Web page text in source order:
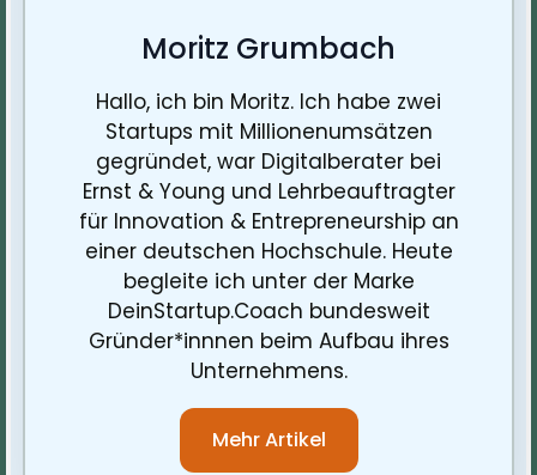
Moritz Grumbach
Hallo, ich bin Moritz. Ich habe zwei
Startups mit Millionenumsätzen
gegründet, war Digitalberater bei
Ernst & Young und Lehrbeauftragter
für Innovation & Entrepreneurship an
einer deutschen Hochschule. Heute
begleite ich unter der Marke
DeinStartup.Coach bundesweit
Gründer*innnen beim Aufbau ihres
Unternehmens.
Mehr Artikel